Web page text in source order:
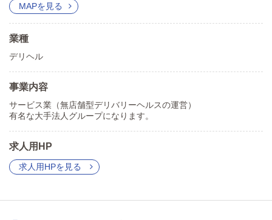
MAPを見る
業種
デリヘル
事業内容
サービス業（無店舗型デリバリーヘルスの運営）
有名な大手法人グループになります。
求人用HP
求人用HPを見る